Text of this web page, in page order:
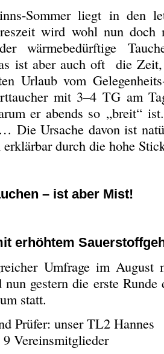
Sommer liegt in den
wird wohl nun doch
wärmebedürftige
ist aber auch oft die Zeit,
Urlaub vom
mit 3–4 TG am
er abends so „breit“
Die Ursache davon ist
durch die hohe
– ist aber Mist!
erhöhtem
Umfrage im August
nun gestern die erste
statt.
Prüfer: unser TL2 Hannes
Vereinsmitglieder